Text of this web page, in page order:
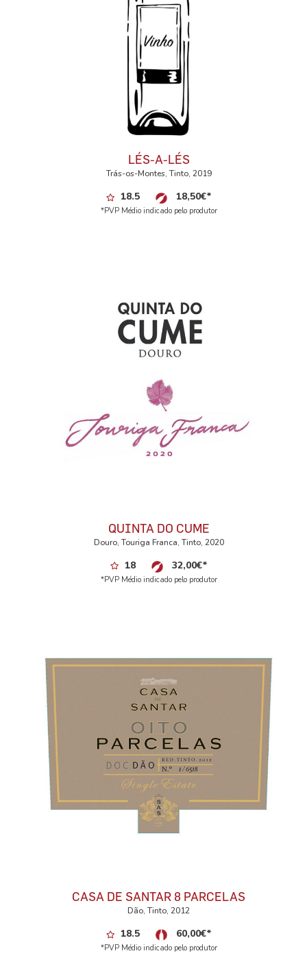
LÉS-A-LÉS
Trás-os-Montes, Tinto, 2019
18.5 18,50€*
*PVP Médio indicado pelo produtor
QUINTA DO CUME
Douro, Touriga Franca, Tinto, 2020
18 32,00€*
*PVP Médio indicado pelo produtor
CASA DE SANTAR 8 PARCELAS
Dão, Tinto, 2012
18.5 60,00€*
*PVP Médio indicado pelo produtor